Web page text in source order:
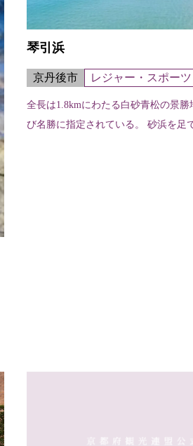
琴引浜
京丹後市 レジャー・スポーツ
全長は1.8kmにわたる白砂青松の景
び名勝に指定されている。 砂浜を足